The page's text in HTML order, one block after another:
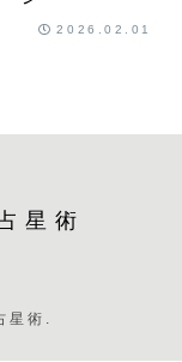
2026.02.01
星術
術.